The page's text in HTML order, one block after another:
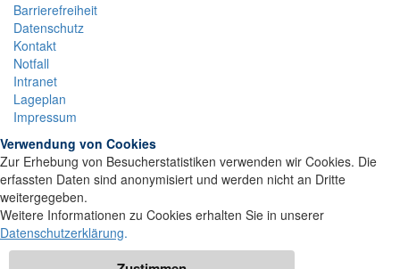
Barrierefreiheit
Datenschutz
Kontakt
Notfall
Intranet
Lageplan
Impressum
Verwendung von Cookies
Zur Erhebung von Besucherstatistiken verwenden wir Cookies. Die
erfassten Daten sind anonymisiert und werden nicht an Dritte
weitergegeben.
Weitere Informationen zu Cookies erhalten Sie in unserer
Datenschutzerklärung.